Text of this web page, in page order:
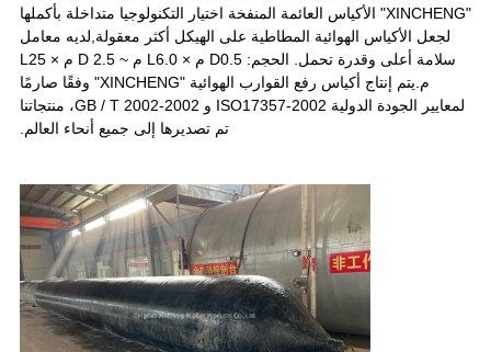
"XINCHENG" الأكياس العائمة المنفخة اختيار التكنولوجيا متداخلة بأكملها
لجعل الأكياس الهوائية المطاطية على الهيكل أكثر معقولة,لديه معامل
سلامة أعلى وقدرة تحمل. الحجم: D0.5 م × L6.0 م ~ D 2.5 م × L25
م.يتم إنتاج أكياس رفع القوارب الهوائية "XINCHENG" وفقًا صارمًا
لمعايير الجودة الدولية ISO17357-2002 و GB / T 2002-2002، منتجاتنا
تم تصديرها إلى جميع أنحاء العالم.